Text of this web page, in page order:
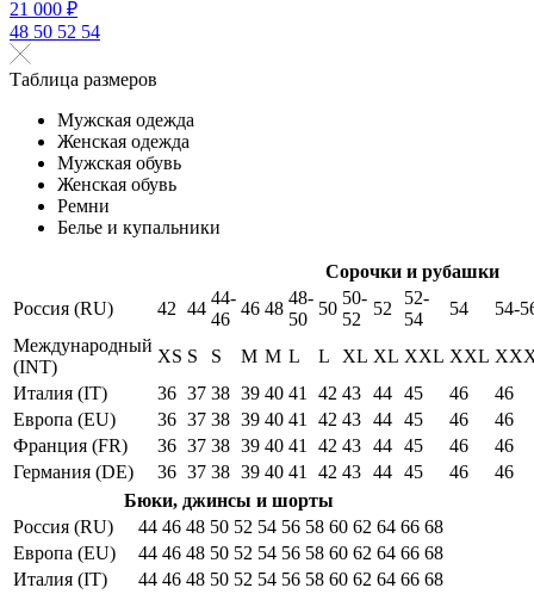
21 000 ₽
48 50 52 54
Таблица размеров
Мужская одежда
Женская одежда
Мужская обувь
Женская обувь
Ремни
Белье и купальники
Сорочки и рубашки
Россия (RU)
42 44
44-
46
46 48
48-
50
50
50-
52
52
52-
54
54
54-
Международный
(INT)
XS S S M M L L XL XL XXL XXL
Италия (IT)
36 37 38 39 40 41 42 43 44 45 46
46
Европа (EU)
36 37 38 39 40 41 42 43 44 45 46
46
Франция (FR)
36 37 38 39 40 41 42 43 44 45 46
46
Германия (DE)
36 37 38 39 40 41 42 43 44 45 46
46
Бюки, джинсы и шорты
Россия (RU)
44 46 48 50 52 54 56 58 60 62 64 66 68
Европа (EU)
44 46 48 50 52 54 56 58 60 62 64 66 68
Италия (IT)
44 46 48 50 52 54 56 58 60 62 64 66 68